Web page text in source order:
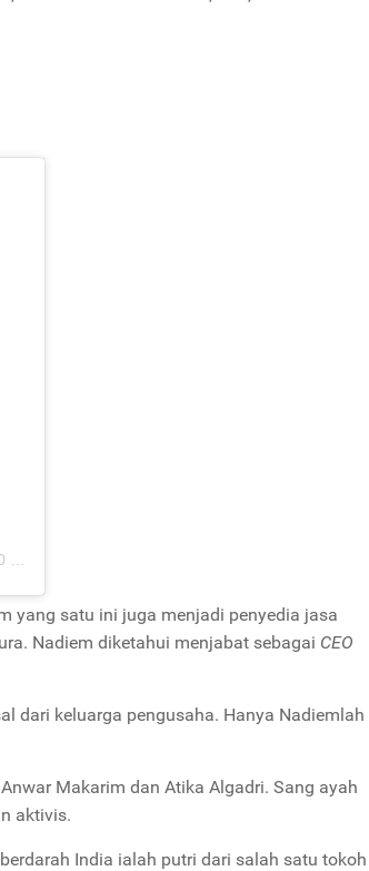
yang satu ini juga menjadi penyedia jasa
Nadiem diketahui menjabat sebagai CEO
dari keluarga pengusaha. Hanya Nadiemlah
Makarim dan Atika Algadri. Sang ayah
aktivis.
India ialah putri dari salah satu tokoh